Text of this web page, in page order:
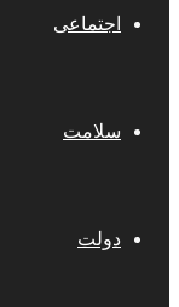
اجتماعی
سلامت
دولت